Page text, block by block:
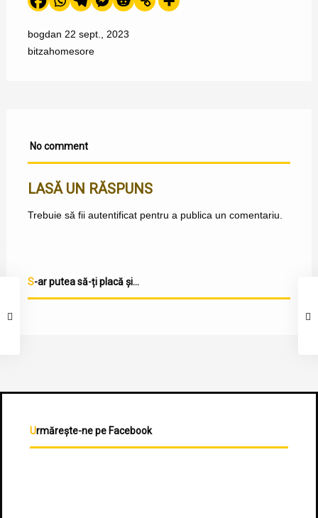
bogdan 22 sept., 2023
bitzahomesore
No comment
LASĂ UN RĂSPUNS
Trebuie să fii autentificatpentru a publica un comentariu.
S-ar putea să-ți placă și...
Urmărește-ne pe Facebook